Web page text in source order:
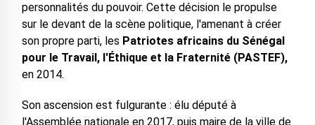
personnalités du pouvoir. Cette décision le propulse
sur le devant de la scène politique, l'amenant à créer
son propre parti, les Patriotes africains du Sénégal
pour le Travail, l'Éthique et la Fraternité (PASTEF),
en 2014.
Son ascension est fulgurante : élu député à
l'Assemblée nationale en 2017, puis maire de la ville de